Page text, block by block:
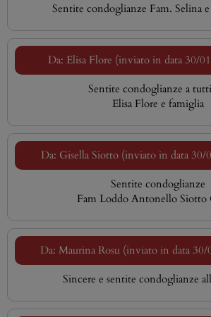
Sentite condoglianze Fam. Selina e
Da: Elisa Flore (inviato in data 30/
Sentite condoglianze a
Elisa Flore e famiglia
Da: Gisella Siotto (inviato in data 30/
Sentite condoglianze
Fam Loddo Antonello Siotto
Da: Maurina Rosu (inviato in data
Sincere e sentite condoglianze